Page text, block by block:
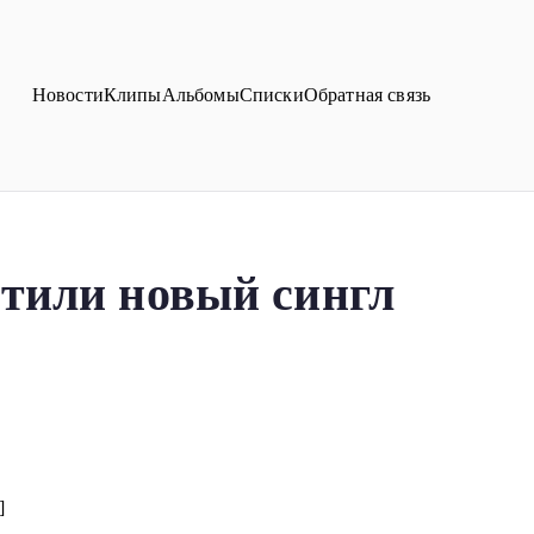
НовостиКлипыАльбомыСпискиОбратная связь
новый сингл